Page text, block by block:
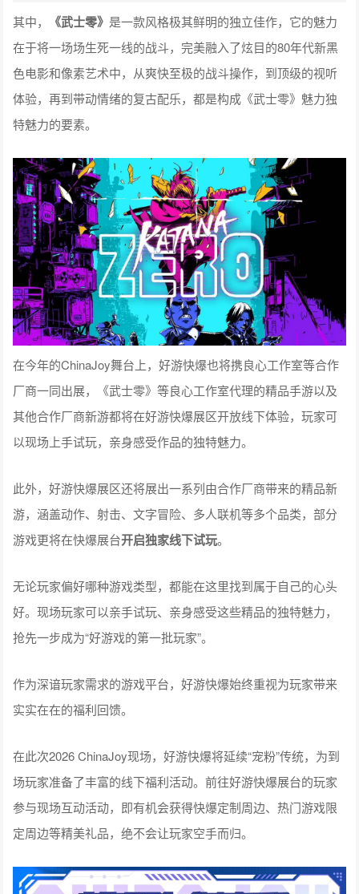
其中， 《武士零》 是一款风格极其鲜明的独立佳作，它的魅力
在于将一场场生死一线的战斗，完美融入了炫目的80年代新黑
色电影和像素艺术中，从爽快至极的战斗操作，到顶级的视听
体验，再到带动情绪的复古配乐，都是构成《武士零》魅力独
特魅力的要素。
在今年的ChinaJoy舞台上，好游快爆也将携良心工作室等合作
厂商一同出展，《武士零》等良心工作室代理的精品手游以及
其他合作厂商新游都将在好游快爆展区开放线下体验，玩家可
以现场上手试玩，亲身感受作品的独特魅力。
此外，好游快爆展区还将展出一系列由合作厂商带来的精品新
游，涵盖动作、射击、文字冒险、多人联机等多个品类，部分
游戏更将在快爆展台开启独家线下试玩。
无论玩家偏好哪种游戏类型，都能在这里找到属于自己的心头
好。现场玩家可以亲手试玩、亲身感受这些精品的独特魅力，
抢先一步成为“好游戏的第一批玩家”。
作为深谙玩家需求的游戏平台，好游快爆始终重视为玩家带来
实实在在的福利回馈。
在此次2026 ChinaJoy现场，好游快爆将延续“宠粉”传统，为到
场玩家准备了丰富的线下福利活动。前往好游快爆展台的玩家
参与现场互动活动，即有机会获得快爆定制周边、热门游戏限
定周边等精美礼品，绝不会让玩家空手而归。